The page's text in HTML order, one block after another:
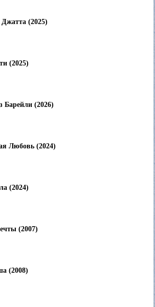
(2025)
(2025)
Барейли (2026)
Любовь (2024)
(2024)
(2007)
(2008)